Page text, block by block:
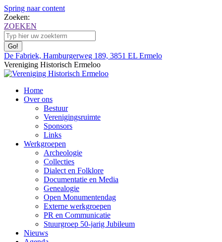
Spring naar content
Zoeken:
ZOEKEN
De Fabriek, Hamburgerweg 189, 3851 EL Ermelo
Vereniging Historisch Ermeloo
Home
Over ons
Bestuur
Verenigingsruimte
Sponsors
Links
Werkgroepen
Archeologie
Collecties
Dialect en Folklore
Documentatie en Media
Genealogie
Open Monumentendag
Externe werkgroepen
PR en Communicatie
Stuurgroep 50-jarig Jubileum
Nieuws